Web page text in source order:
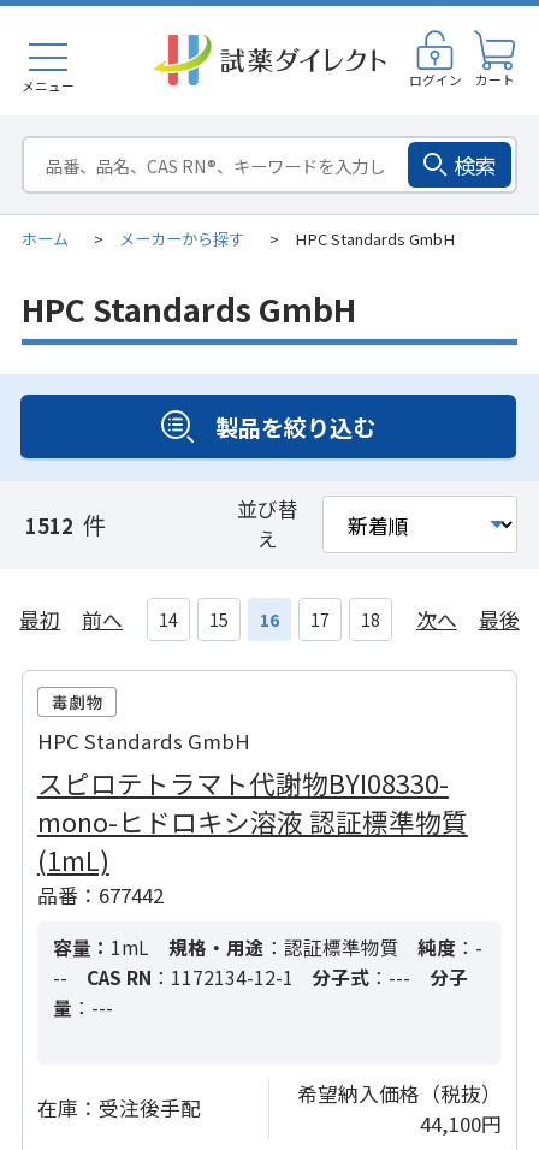
メニュー ログイン カート
検索
ホーム > メーカーから探す > HPC Standards GmbH
HPC Standards GmbH
製品を絞り込む
1512 件
並び替
え
最初 前へ 14 15 16 17 18 次へ 最後
HPC Standards GmbH
スピロテトラマト代謝物BYI08330-
mono-ヒドロキシ溶液 認証標準物質
(1mL)
品番：677442
容量： 1mL 規格・用途 ：認証標準物質 純度 ：-
--
CAS RN ：1172134-12-1 分子式 ：---
分子
量 ：---
在庫： 受注後手配
希望納入価格（税抜）
44,100円